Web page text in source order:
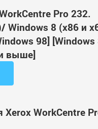
Pro 232.
Windows 8 (x86 и
98]
выше]
WorkCentre